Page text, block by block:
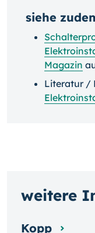
siehe
Magazin
Literatur /
weitere
Kopp